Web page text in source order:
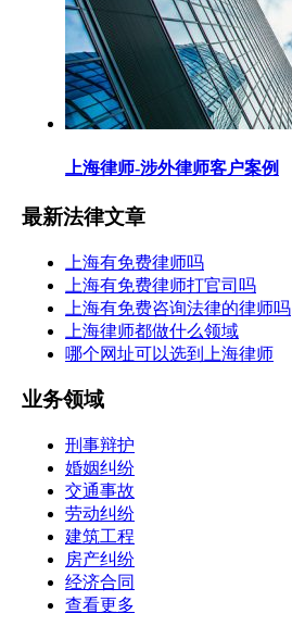
上海律师-涉外律师客户案例
最新法律文章
上海有免费律师吗
上海有免费律师打官司吗
上海有免费咨询法律的律师吗
上海律师都做什么领域
哪个网址可以选到上海律师
业务领域
刑事辩护
婚姻纠纷
交通事故
劳动纠纷
建筑工程
房产纠纷
经济合同
查看更多